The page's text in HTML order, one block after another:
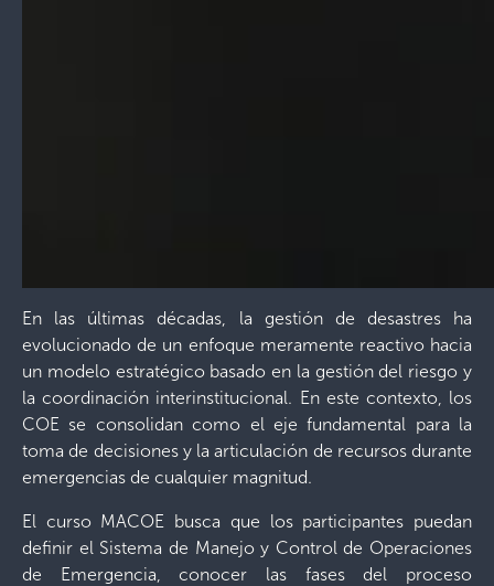
En las últimas décadas, la gestión de desastres ha
evolucionado de un enfoque meramente reactivo hacia
un modelo estratégico basado en la gestión del riesgo y
la coordinación interinstitucional. En este contexto, los
COE se consolidan como el eje fundamental para la
toma de decisiones y la articulación de recursos durante
emergencias de cualquier magnitud.
El curso MACOE busca que los participantes puedan
definir el Sistema de Manejo y Control de Operaciones
de Emergencia, conocer las fases del proceso